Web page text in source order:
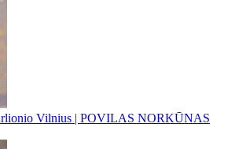
Vilnius | POVILAS NORKŪNAS